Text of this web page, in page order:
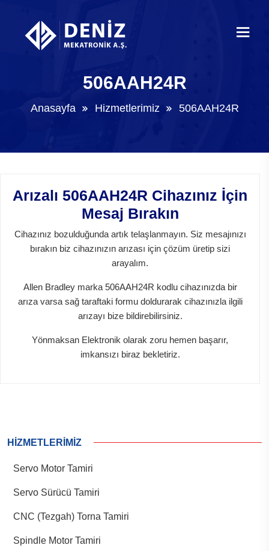
506AAH24R
Anasayfa Hizmetlerimiz 506AAH24R
Arızalı 506AAH24R Cihazınız İçin
Mesaj Bırakın
Cihazınız bozulduğunda artık telaşlanmayın. Siz mesajınızı
bırakın biz cihazınızın arızası için çözüm üretip sizi
arayalım.
Allen Bradley marka 506AAH24R kodlu cihazınızda bir
arıza varsa sağ taraftaki formu doldurarak cihazınızla ilgili
arızayı bize bildirebilirsiniz.
Yönmaksan Elektronik olarak zoru hemen başarır,
imkansızı biraz bekletiriz.
HIZMETLERIMIZ
Servo Motor Tamiri
Servo Sürücü Tamiri
CNC (Tezgah) Torna Tamiri
Spindle Motor Tamiri